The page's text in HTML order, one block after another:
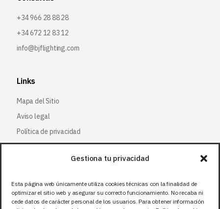
Gestiona tu privacidad
Esta página web únicamente utiliza cookies técnicas con la finalidad de
optimizar el sitio web y asegurar su correcto funcionamiento. No recaba ni
cede datos de carácter personal de los usuarios. Para obtener información
+34 966 28 88 28
+34 672 12 83 12
info@bjflighting.com
Links
Mapa del Sitio
Aviso legal
Política de privacidad
Política de cookies
Síguenos
Facebook